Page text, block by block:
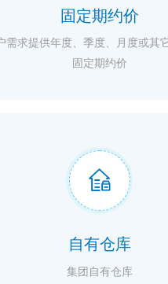
固定期约价
需求提供年度、季度、月度或其
固定期约价

自有仓库
集团自有仓库